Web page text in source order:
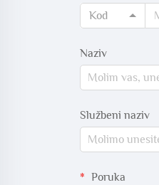
Kod
Naziv
Službeni naziv
Poruka